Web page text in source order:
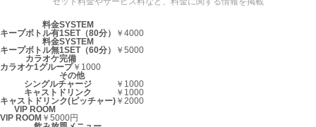
料金SYSTEM
キープボトル有1SET（80分）
￥4000
料金SYSTEM
キープボトル無1SET（60分）
￥5000
カラオケ完備
カラオケ1グループ￥1000
その他
シングルチャージ
￥1000
キャストドリンク
￥1000
キャストドリンク(ピッチャー) ￥2000
VIP ROOM
VIP ROOM ￥5000円